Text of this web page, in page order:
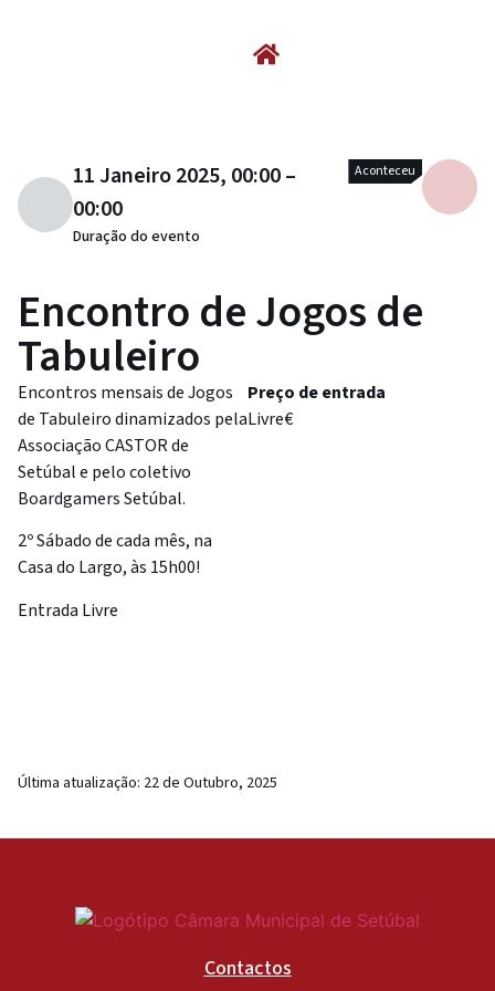
11 Janeiro 2025, 00:00 –
00:00
Duração do evento
Aconteceu
Encontro de Jogos de
Tabuleiro
Encontros mensais de Jogos
de Tabuleiro dinamizados pela
Associação CASTOR de
Setúbal e pelo coletivo
Boardgamers Setúbal.
2º Sábado de cada mês, na
Casa do Largo, às 15h00!
Entrada Livre
Preço de entrada
Livre€
Última atualização: 22 de Outubro, 2025
Contactos